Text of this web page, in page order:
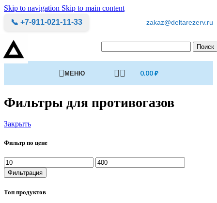
Skip to navigation Skip to main content
📞 +7-911-021-11-33
zakaz@deltarezerv.ru
Поиск
МЕНЮ 0.00₽
Фильтры для противогазов
Закрыть
Фильтр по цене
Минимальная
цена
Максимальная
цена
Фильтрация
Топ продуктов